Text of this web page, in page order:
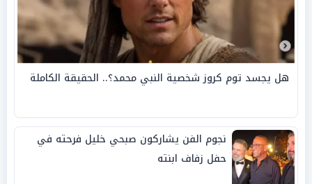
هل يجسد توم كروز شخصية النبي محمد؟.. الحقيقة الكاملة
نجوم الفن يشاركون صبحي خليل فرحته في
حفل زفاف ابنته